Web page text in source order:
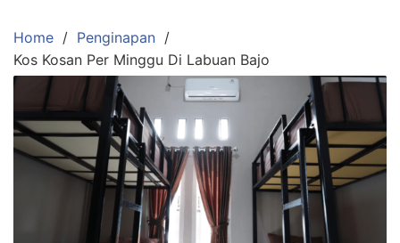
Home
Penginapan
Kos Kosan Per Minggu Di Labuan Bajo